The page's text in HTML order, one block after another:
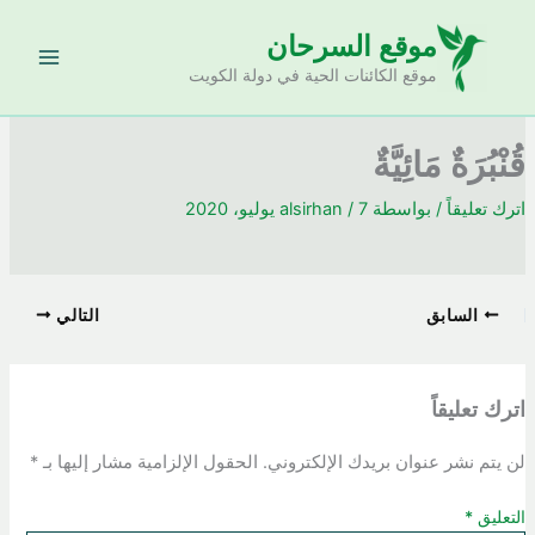
موقع السرحان
موقع الكائنات الحية في دولة الكويت
قُنْبُرَةٌ مَائِيَّةٌ
اترك تعليقاً / بواسطة alsirhan/7 يوليو، 2020
السابق التالي
اترك تعليقاً
لن يتم نشر عنوان بريدك الإلكتروني. الحقول الإلزامية مشار إليها بـ *
التعليق *